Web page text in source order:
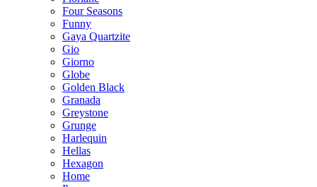
Four Seasons
Funny
Gaya Quartzite
Gio
Giorno
Globe
Golden Black
Granada
Greystone
Grunge
Harlequin
Hellas
Hexagon
Home